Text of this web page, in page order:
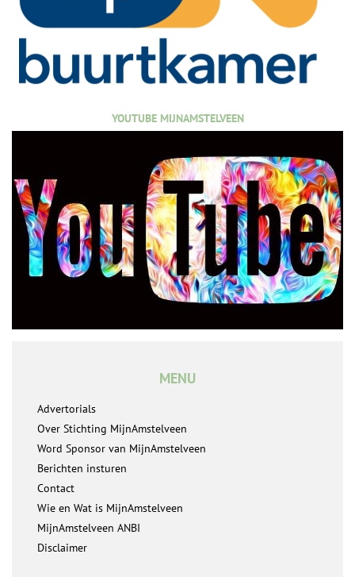
YOUTUBE MIJNAMSTELVEEN
MENU
Advertorials
Over Stichting MijnAmstelveen
Word Sponsor van MijnAmstelveen
Berichten insturen
Contact
Wie en Wat is MijnAmstelveen
MijnAmstelveen ANBI
Disclaimer